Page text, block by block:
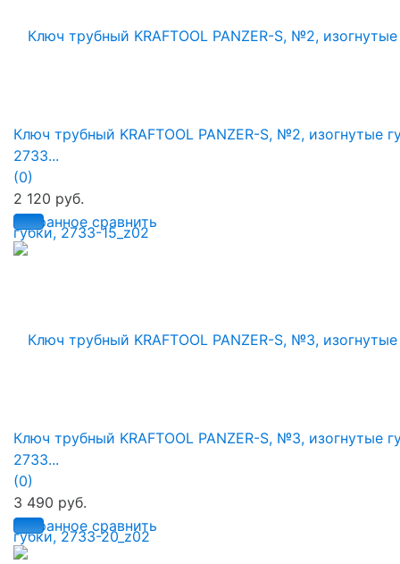
избранное сравнить
Ключ трубный KRAFTOOL PANZER-S, №2, изогнутые
2733...
(0)
2 120 руб.
избранное сравнить
Ключ трубный KRAFTOOL PANZER-S, №3, изогнутые
2733...
(0)
3 490 руб.